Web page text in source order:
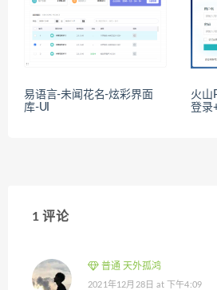
易语言-未闻花名-炫彩界面
库-UI
火山
登录
1 评论
普通 天外孤鸿
2021年12月28日 at 下午4:09